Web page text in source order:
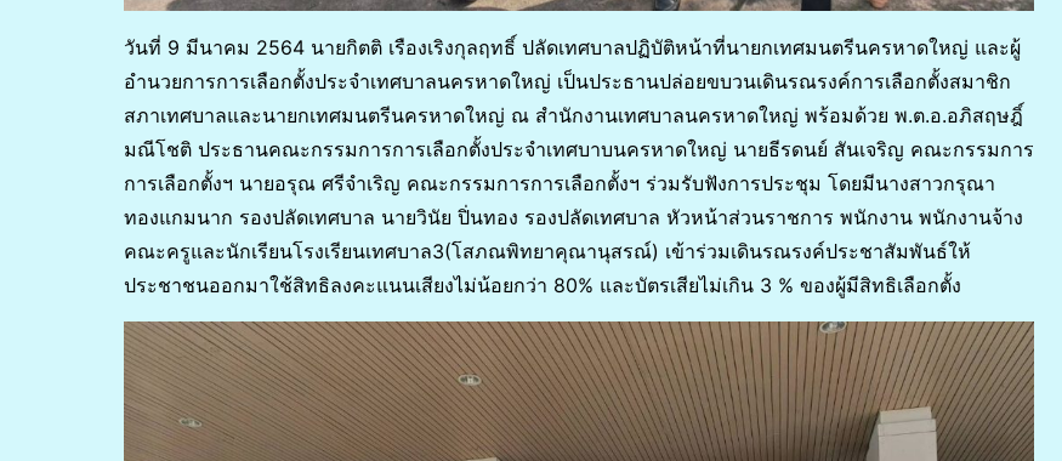
วันที่ 9 มีนาคม 2564 นายกิตติ เรืองเริงกุลฤทธิ์ ปลัดเทศบาลปฏิบัติหน้าที่นายกเทศมนตรีนครหาดใหญ่ และผู้
อำนวยการการเลือกตั้งประจำเทศบาลนครหาดใหญ่ เป็นประธานปล่อยขบวนเดินรณรงค์การเลือกตั้งสมาชิก
สภาเทศบาลและนายกเทศมนตรีนครหาดใหญ่ ณ สำนักงานเทศบาลนครหาดใหญ่ พร้อมด้วย พ.ต.อ.อภิสฤษฎิ์
มณีโชติ ประธานคณะกรรมการการเลือกตั้งประจำเทศบาบนครหาดใหญ่ นายธีรดนย์ สันเจริญ คณะกรรมการ
การเลือกตั้งฯ นายอรุณ ศรีจำเริญ คณะกรรมการการเลือกตั้งฯ ร่วมรับฟังการประชุม โดยมีนางสาวกรุณา
ทองแกมนาก รองปลัดเทศบาล นายวินัย ปิ่นทอง รองปลัดเทศบาล หัวหน้าส่วนราชการ พนักงาน พนักงานจ้าง
คณะครูและนักเรียนโรงเรียนเทศบาล3(โสภณพิทยาคุณานุสรณ์) เข้าร่วมเดินรณรงค์ประชาสัมพันธ์ให้
ประชาชนออกมาใช้สิทธิลงคะแนนเสียงไม่น้อยกว่า 80% และบัตรเสียไม่เกิน 3 % ของผู้มีสิทธิเลือกตั้ง